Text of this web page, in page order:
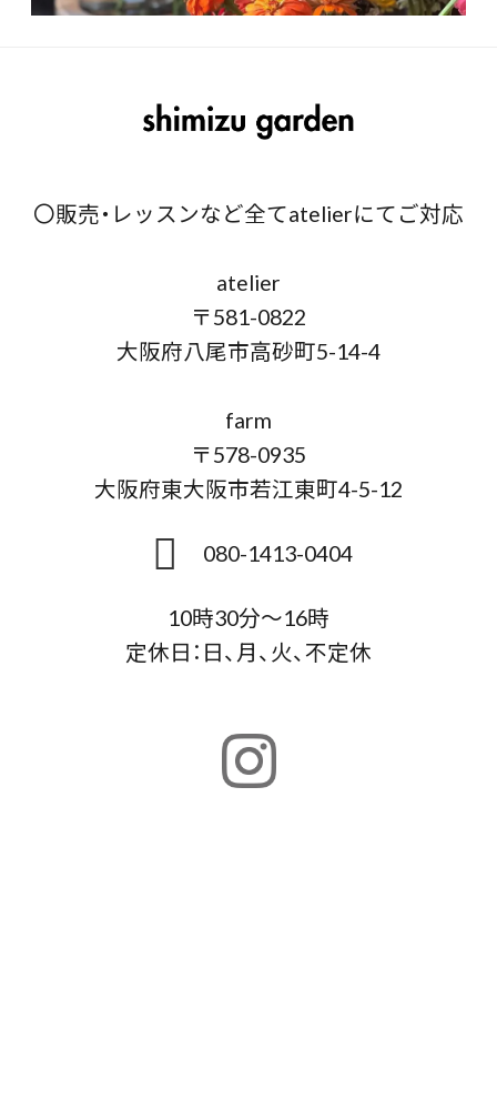
〇販売・レッスンなど全てatelierにてご対応
atelier
〒581-0822
大阪府八尾市高砂町5-14-4
farm
〒578-0935
大阪府東大阪市若江東町4-5-12
080-1413-0404
10時30分～16時
定休日：日、月、火、不定休